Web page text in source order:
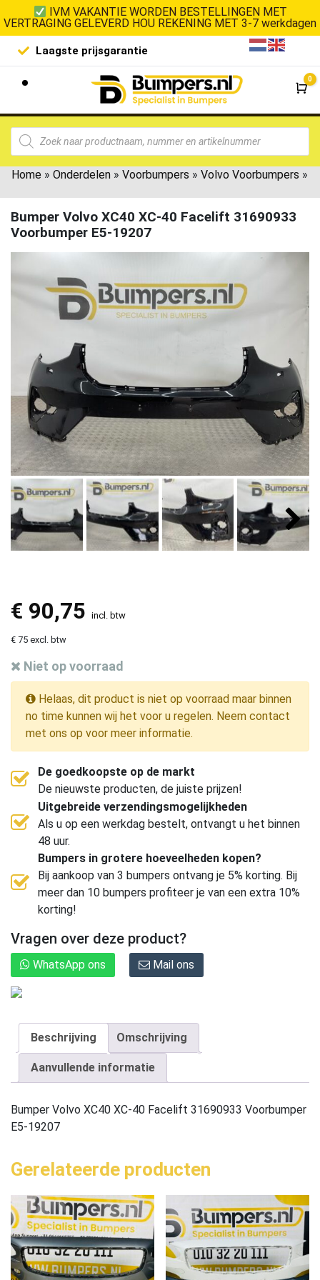
IVM VAKANTIE WORDEN BESTELLINGEN MET
VERTRAGING GELEVERD HOU REKENING MET 3-7 werkdagen
Laagste prijsgarantie De
0
Home » Onderdelen » Voorbumpers » Volvo Voorbumpers »
Bumper Volvo XC40 XC-40 Facelift 31690933
Voorbumper E5-19207
€ 90,75 incl. btw
€ 75 excl. btw
Niet op voorraad
Helaas, dit product is niet op voorraad maar binnen
no time kunnen wij het voor u regelen. Neem contact
met ons op voor meer informatie.
De goedkoopste op de markt
De nieuwste producten, de juiste prijzen!
Uitgebreide verzendingsmogelijkheden
Als u op een werkdag bestelt, ontvangt u het binnen
48 uur.
Bumpers in grotere hoeveelheden kopen?
Bij aankoop van 3 bumpers ontvang je 5% korting. Bij
meer dan 10 bumpers profiteer je van een extra 10%
korting!
Vragen over deze product?
WhatsApp ons Mail ons
Beschrijving Omschrijving
Aanvullende informatie
Bumper Volvo XC40 XC-40 Facelift 31690933 Voorbumper
E5-19207
Gerelateerde producten